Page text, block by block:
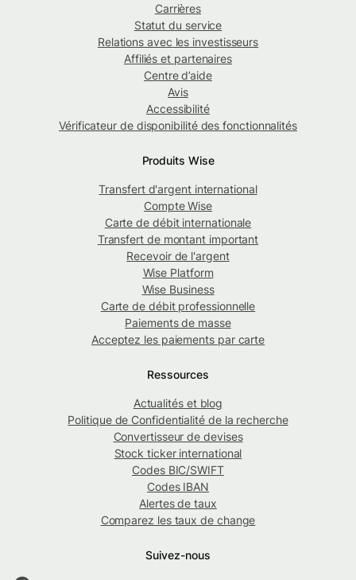
Carrières
Statut du service
Relations avec les investisseurs
Affiliés et partenaires
Centre d’aide
Avis
Accessibilité
Vérificateur de disponibilité des fonctionnalités
Produits Wise
Transfert d'argent international
Compte Wise
Carte de débit internationale
Transfert de montant important
Recevoir de l'argent
Wise Platform
Wise Business
Carte de débit professionnelle
Paiements de masse
Acceptez les paiements par carte
Ressources
Actualités et blog
Politique de Confidentialité de la recherche
Convertisseur de devises
Stock ticker international
Codes BIC/SWIFT
Codes IBAN
Alertes de taux
Comparez les taux de change
Suivez-nous